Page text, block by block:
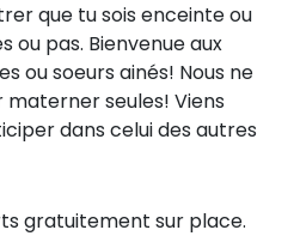
que tu sois enceinte ou
ou pas. Bienvenue aux
ou soeurs ainés! Nous ne
seules! Viens
dans celui des autres
gratuitement sur place.